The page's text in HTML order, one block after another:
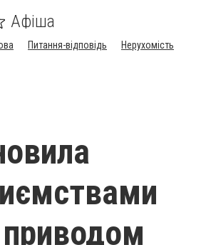
Афіша
Питання-відповідь
Нерухомість
приводом